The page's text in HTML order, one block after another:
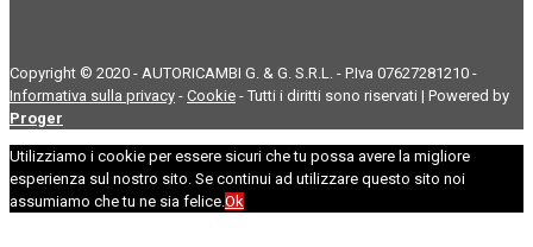
Copyright © 2020 - AUTORICAMBI G. & G. S.R.L. - P.Iva 07627281210 -
Informativa sulla privacy - Cookie - Tutti i diritti sono riservati | Powered by
Proger
Utilizziamo i cookie per essere sicuri che tu possa avere la migliore
esperienza sul nostro sito. Se continui ad utilizzare questo sito noi
assumiamo che tu ne sia felice.Ok